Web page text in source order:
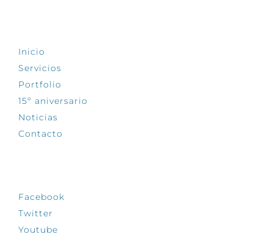
Inicio
Servicios
Portfolio
15º aniversario
Noticias
Contacto
Facebook
Twitter
Youtube